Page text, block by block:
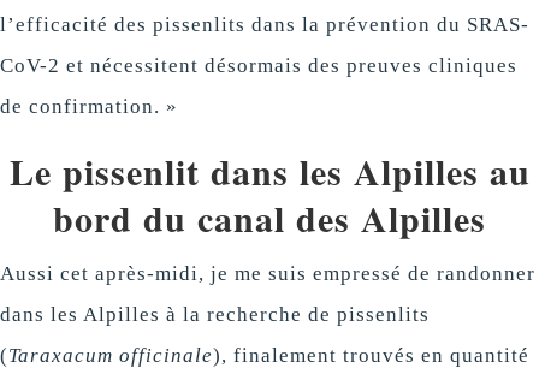
l’efficacité des pissenlits dans la prévention du SRAS-
CoV-2 et nécessitent désormais des preuves cliniques
de confirmation. »
Le pissenlit dans les Alpilles au
bord du canal des Alpilles
Aussi cet après-midi, je me suis empressé de randonner
dans les Alpilles à la recherche de pissenlits
(Taraxacum officinale), finalement trouvés en quantité